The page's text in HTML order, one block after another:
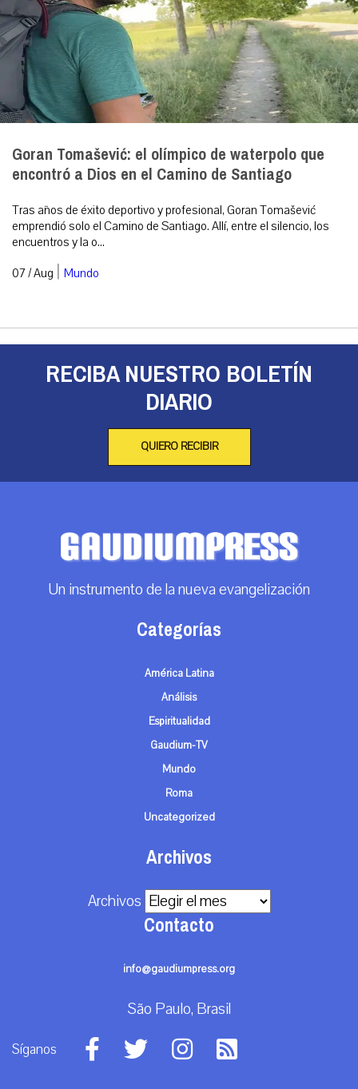
Goran Tomašević: el olímpico de waterpolo que
encontró a Dios en el Camino de Santiago
Tras años de éxito deportivo y profesional, Goran Tomašević
emprendió solo el Camino de Santiago. Allí, entre el silencio, los
encuentros y la o...
07 / Aug | Mundo
RECIBA NUESTRO BOLETÍN
DIARIO
QUIERO RECIBIR
Un instrumento de la nueva evangelización
Categorías
América Latina
Análisis
Espiritualidad
Gaudium-TV
Mundo
Roma
Uncategorized
Archivos
Archivos
Contacto
info@gaudiumpress.org
São Paulo, Brasil
Síganos